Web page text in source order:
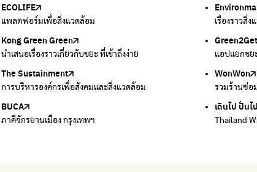
ECOLIFE
แพลตฟอร์มเพื่อสิ่งแวดล้อม เรื่องราวสิ่
Kong Green Green
นำเสนอเรื่องราวเกี่ยวกับขยะ ที่เข้าถึงง่าย
Green2Get
แอปแยกขย
The Sustainment
การบริหารองค์กรเพื่อสังคมและสิ่งแวดล้อม
WonWon
รวมร้านซ่อ
BUCA
ภาคีจักรยานเมือง กรุงเทพฯ
เดินไป ปั่นไป
Thailand
Plaplus
แพลตฟอร์มการจัดการพลาสติกชีวภาพหลังการกินดื่ม
Loopers
รวบรวมแล
ECOLIFE
แพลตฟอร์มเพื่อสิ่งแวดล้อม
ทิ้ง E-
กำจัด E-
มือวิเศษกรุงเทพ
บริจาคขยะไปอัพไซเคิลเป็นชุดพนักงานกวาดถนน
WonWon
รวมร้านซ่อ
35 Hours Bangkok Nature Play
โครงการ 35 ชั่วโมงการเรียนรู้ธรรมชาติผ่านการเล่น